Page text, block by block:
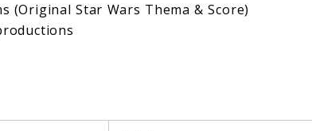
(Original Star Wars Thema & Score)